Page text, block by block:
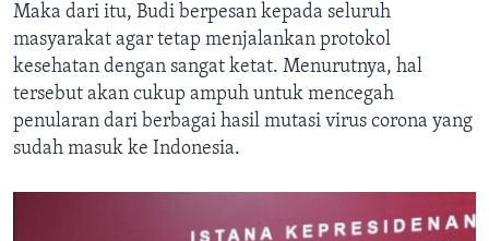
Maka dari itu, Budi berpesan kepada seluruh
masyarakat agar tetap menjalankan protokol
kesehatan dengan sangat ketat. Menurutnya, hal
tersebut akan cukup ampuh untuk mencegah
penularan dari berbagai hasil mutasi virus corona yang
sudah masuk ke Indonesia.